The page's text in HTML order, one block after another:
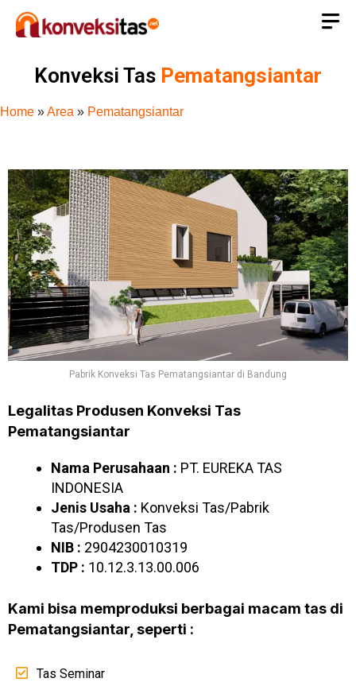
Konveksi Tas Pematangsiantar
Home »Area » Pematangsiantar
Pabrik Konveksi Tas Pematangsiantar di Bandung
Legalitas Produsen Konveksi Tas
Pematangsiantar
Nama Perusahaan : PT. EUREKA TAS
INDONESIA
Jenis Usaha : Konveksi Tas/Pabrik
Tas/Produsen Tas
NIB : 2904230010319
TDP : 10.12.3.13.00.006
Kami bisa memproduksi berbagai macam tas di
Pematangsiantar, seperti :
Tas Seminar